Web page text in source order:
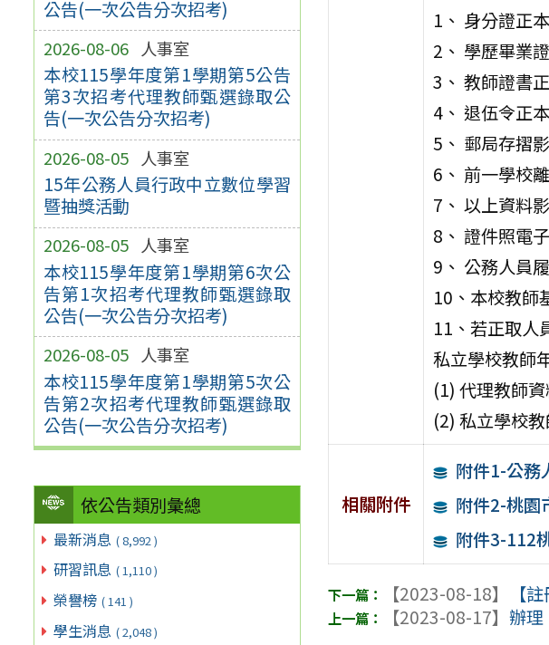
公告(一次公告分次招考)
2026-08-06 人事室
本校115學年度第1學期第5公告
第3次招考代理教師甄選錄取公
告(一次公告分次招考)
2026-08-05 人事室
15年公務人員行政中立數位學習
暨抽獎活動
2026-08-05 人事室
本校115學年度第1學期第6次公
告第1次招考代理教師甄選錄取
公告(一次公告分次招考)
2026-08-05 人事室
本校115學年度第1學期第5次公
告第2次招考代理教師甄選錄取
公告(一次公告分次招考)
依公告類別彙總
最新消息 ( 8,992 )
研習訊息 ( 1,110 )
榮譽榜 ( 141 )
學生消息 ( 2,048 )
1、 身分證正
2、 學歷畢業
3、 教師證書
4、 退伍令正
5、 郵局存摺
6、 前一學校
7、 以上資料
8、 證件照電
9、 公務人員
10、本校教師
11、若正取人
私立學校教師
(1) 代理教師
(2) 私立學校
相關附件
附件1-公務
附件2-桃園
附件3-112
【2023-08-18】
【
【2023-08-17】辦理